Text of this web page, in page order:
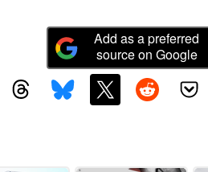
Add as a preferred
source on Google